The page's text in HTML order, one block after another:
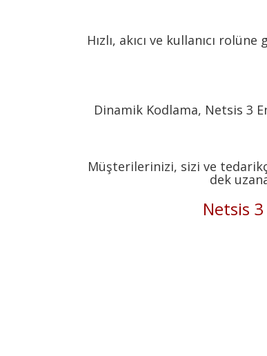
Hızlı, akıcı ve kullanıcı
Dinamik Kodlama, Netsis 3
Müşterilerinizi, sizi ve
dek
Netsis